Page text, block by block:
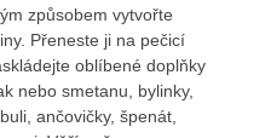
způsobem vytvořte
Přeneste ji na pečicí
oblíbené doplňky
nebo smetanu, bylinky,
ančovičky, špenát,